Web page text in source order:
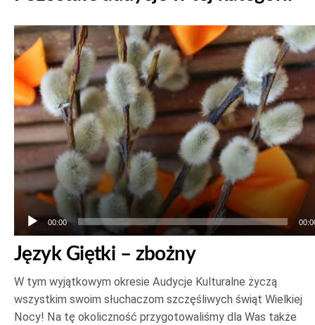
Odtwarzacz
plików
dźwiękowych
00:00
Język Giętki – zbożny
W tym wyjątkowym okresie Audycje Kulturalne życzą
wszystkim swoim słuchaczom szczęśliwych świąt Wielkiej
Nocy! Na tę okoliczność przygotowaliśmy dla Was także